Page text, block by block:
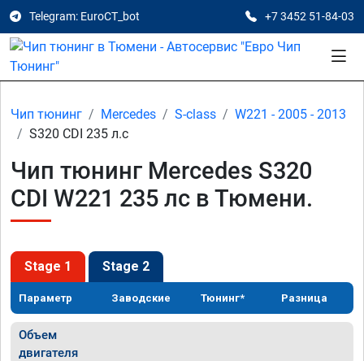
Telegram: EuroCT_bot +7 3452 51-84-03
Чип тюнинг Mercedes S-class
W221 - 2005 - 2013
S320 CDI 235 л.с
Чип тюнинг Mercedes S320
CDI W221 235 лс в Тюмени.
Stage 1 Stage 2
Параметр Заводские Тюнинг* Разница
Объем
двигателя